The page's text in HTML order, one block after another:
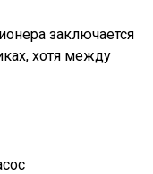
заключается
хотя между